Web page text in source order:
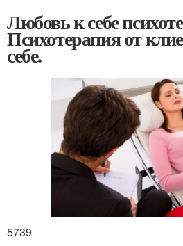
Любовь к себе
Психотерапия от
себе.
5739